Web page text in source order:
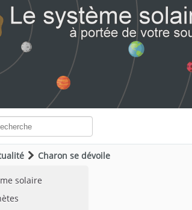
Charon se dévoile
solaire